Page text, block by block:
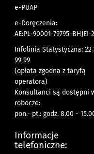
e-PUAP
e-Doręczenia:
AE:PL-90001-79795-BHJEI-
Infolinia Statystyczna: 22
99 99
(opłata zgodna z taryfą
operatora)
Konsultanci są dostępni
robocze:
pon.- pt.: godz. 8.00 -
Informacje
telefoniczne: